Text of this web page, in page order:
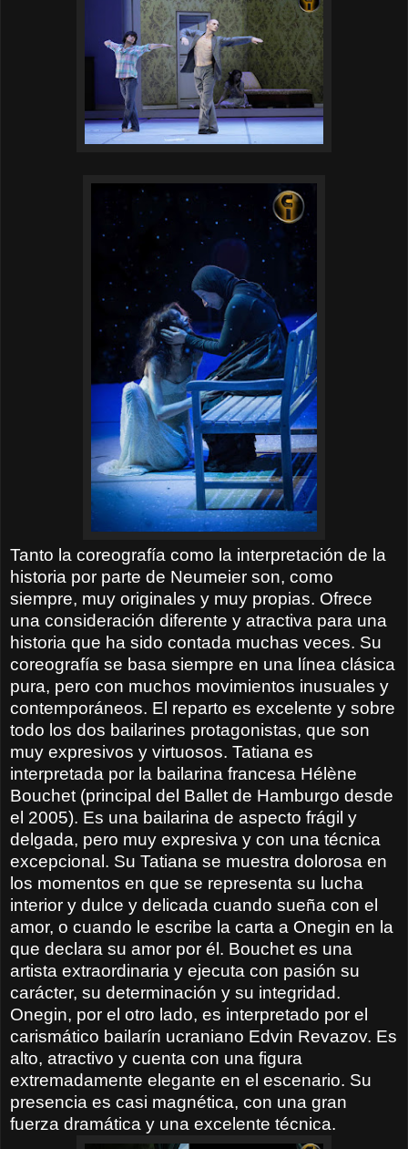
Tanto la coreografía como la interpretación de la
historia por parte de Neumeier son, como
siempre, muy originales y muy propias. Ofrece
una consideración diferente y atractiva para una
historia que ha sido contada muchas veces. Su
coreografía se basa siempre en una línea clásica
pura, pero con muchos movimientos inusuales y
contemporáneos. El reparto es excelente y sobre
todo los dos bailarines protagonistas, que son
muy expresivos y virtuosos. Tatiana es
interpretada por la bailarina francesa Hélène
Bouchet (principal del Ballet de Hamburgo desde
el 2005). Es una bailarina de aspecto frágil y
delgada, pero muy expresiva y con una técnica
excepcional. Su Tatiana se muestra dolorosa en
los momentos en que se representa su lucha
interior y dulce y delicada cuando sueña con el
amor, o cuando le escribe la carta a Onegin en la
que declara su amor por él. Bouchet es una
artista extraordinaria y ejecuta con pasión su
carácter, su determinación y su integridad.
Onegin, por el otro lado, es interpretado por el
carismático bailarín ucraniano Edvin Revazov. Es
alto, atractivo y cuenta con una figura
extremadamente elegante en el escenario. Su
presencia es casi magnética, con una gran
fuerza dramática y una excelente técnica.